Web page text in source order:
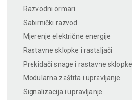
Razvodni ormari
Sabirnički razvod
Mjerenje električne energije
Rastavne sklopke i rastaljači
Prekidači snage i rastavne sklopke
Modularna zaštita i upravljanje
Signalizacija i upravljanje